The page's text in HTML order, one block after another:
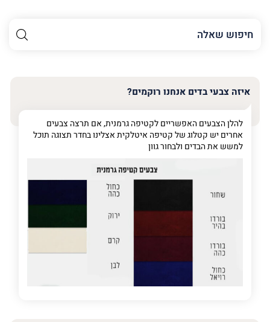
השם
שלך
טלפון (חובה)
פרט על מה מדובר
איזה צבעי בדים אנחנו רוקמים?
להלן הצבעים האפשריים לקטיפה גרמנית, אם תרצה צבעים
אחרים יש קטלוג של קטיפה איטלקית אצלינו בחדר תצוגה תוכל
למשש את הבדים ולבחור גוון